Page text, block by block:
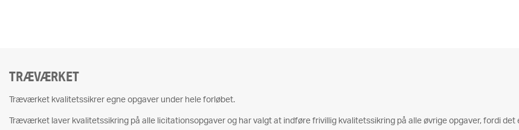
TRÆVÆRKET
Træværket kvalitetssikrer egne opgaver under hele forløbet.
Træværket laver kvalitetssikring på alle licitationsopgaver og har valgt at indføre frivillig kvalitetssikring på alle øvrige opgaver, fordi